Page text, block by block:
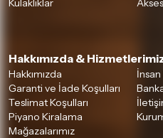
Hakkımızda &
Hakkımızda
İnsan
Garanti ve İade Koşulları
Teslimat Koşulları
Piyano Kiralama
Mağazalarımız